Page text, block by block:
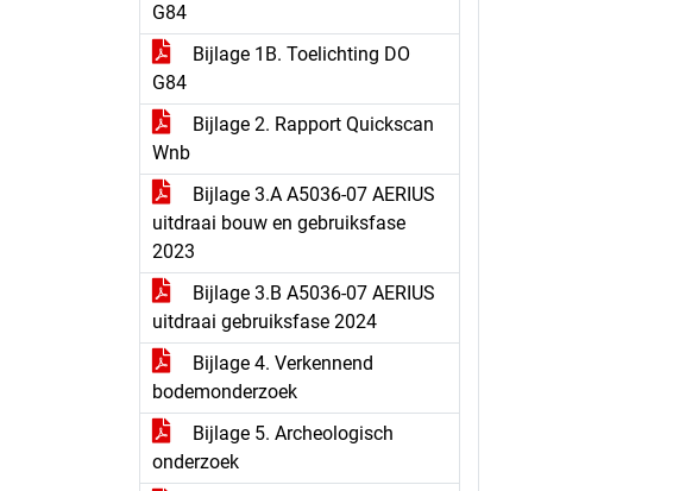
G84
Bijlage 1B. Toelichting DO
G84
Bijlage 2. Rapport Quickscan
Wnb
Bijlage 3.A A5036-07 AERIUS
uitdraai bouw en gebruiksfase
2023
Bijlage 3.B A5036-07 AERIUS
uitdraai gebruiksfase 2024
Bijlage 4. Verkennend
bodemonderzoek
Bijlage 5. Archeologisch
onderzoek